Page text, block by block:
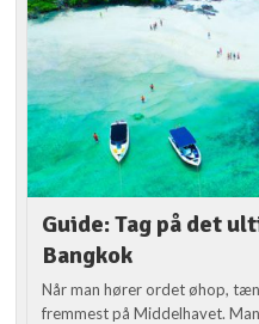
Guide: Tag på det
Bangkok
Når man hører ordet øhop,
fremmest på Middelhavet.